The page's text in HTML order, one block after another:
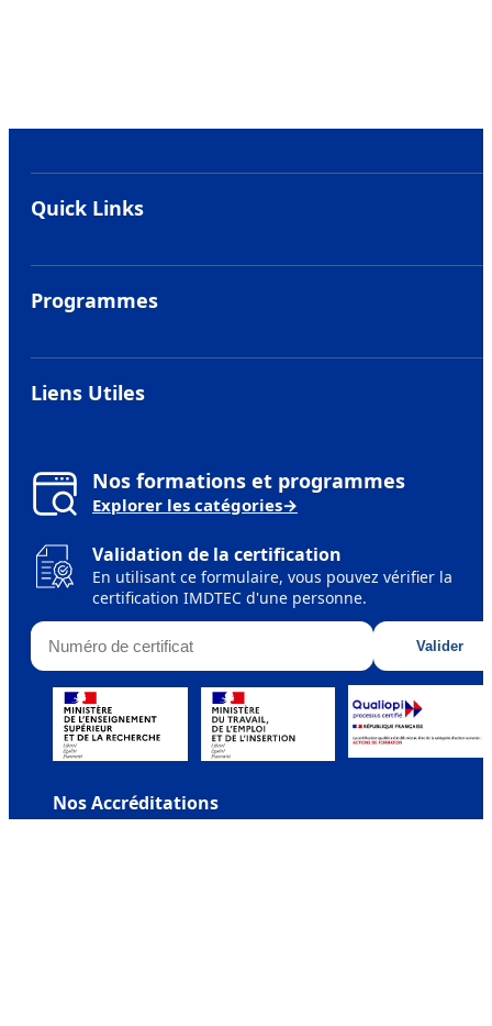
Nos formations et programmes
Explorer les catégories→
Validation de la certification
En utilisant ce formulaire, vous pouvez vérifier la
certification IMDTEC d'une personne.
Numéro de certificat
Valider
Nos Accréditations
Quick Links
Alumni
Programmes
MBA Européen
Mastère Européen
Liens Utiles
Financer ses etudes
IMDTEC MVP
Handicap
Sessions de formation
Formateurs
Accréditations et Affiliations